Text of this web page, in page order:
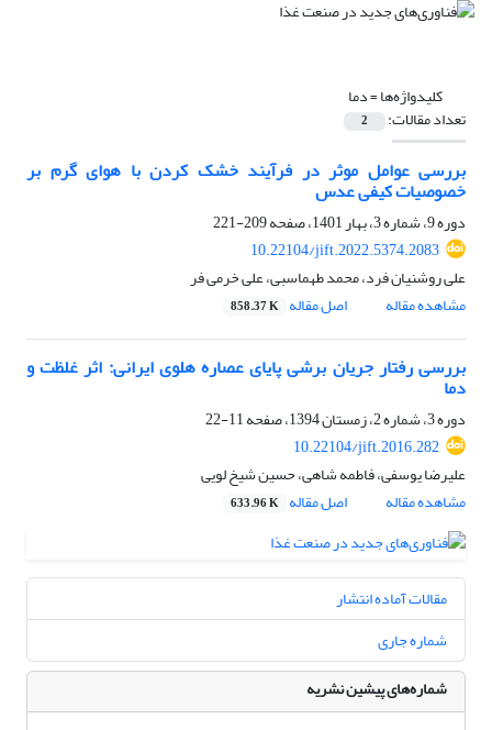
کلیدواژه‌ها =دما
تعداد مقالات: 2
بررسی عوامل موثر در فرآیند خشک کردن با هوای گرم بر
خصوصیات کیفی عدس
دوره 9، شماره 3، بهار 1401، صفحه
209-221
10.22104/jift.2022.5374.2083
علی روشنیان فرد، محمد طهماسبی، علی خرمی فر
مشاهده مقاله
اصل مقاله 858.37 K
بررسی رفتار جریان برشی پایای عصاره هلوی ایرانی: اثر غلظت و
دما
دوره 3، شماره 2، زمستان 1394، صفحه
11-22
10.22104/jift.2016.282
علیرضا یوسفی، فاطمه شاهی، حسین شیخ لویی
مشاهده مقاله
اصل مقاله 633.96 K
مقالات آماده انتشار
شماره جاری
شماره‌های پیشین نشریه